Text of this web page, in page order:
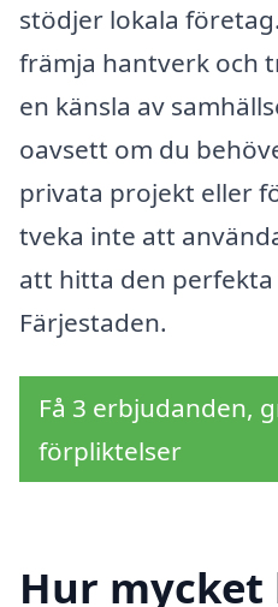
stödjer lokala
främja hantverk och
en känsla av
oavsett om du
privata projekt eller
tveka inte att
att hitta den perfekta
Färjestaden.
Få 3 erbjudanden,
förpliktelser
Hur mycket